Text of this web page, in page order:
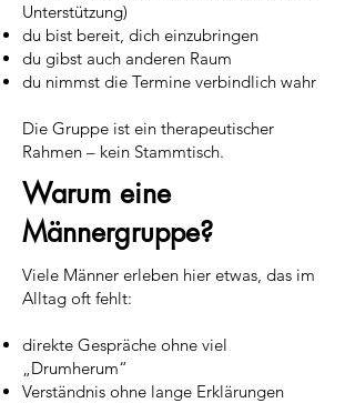
Unterstützung)
du bist bereit, dich einzubringen
du gibst auch anderen Raum
du nimmst die Termine verbindlich wahr
Die Gruppe ist ein therapeutischer
Rahmen – kein Stammtisch.
Warum eine
Männergruppe?
Viele Männer erleben hier etwas, das im
Alltag oft fehlt:
direkte Gespräche ohne viel
„Drumherum“
Verständnis ohne lange Erklärungen